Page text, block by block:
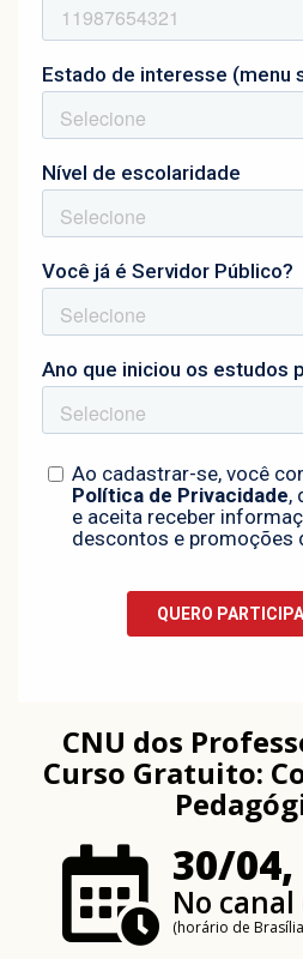
CNU dos
Curso Gratuito:
30/
No
(horário de